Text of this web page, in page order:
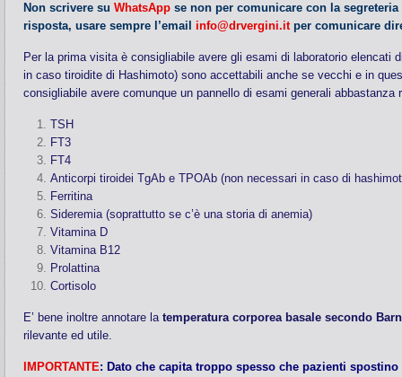
Non scrivere su WhatsApp se non per comunicare con la
risposta, usare sempre l’email info@drvergini.itper comunicare
Per la prima visita è consigliabile avere gli esami di laboratorio
in caso tiroidite di Hashimoto) sono accettabili anche se vecchi e in
consigliabile avere comunque un pannello di esami generali
TSH
FT3
FT4
Anticorpi tiroidei TgAb e TPOAb (non necessari in caso di
Ferritina
Sideremia (soprattutto se c’è una storia di anemia)
Vitamina D
Vitamina B12
Prolattina
Cortisolo
E’ bene inoltre annotare la temperatura corporea basale secondo
rilevante ed utile.
IMPORTANTE: Dato che capita troppo spesso che pazienti